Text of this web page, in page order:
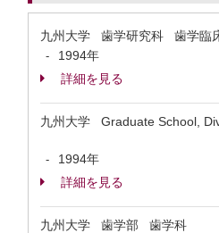
九州大学 歯学研究科 歯学臨
-
1994年
詳細を見る
九州大学 Graduate School,
-
1994年
詳細を見る
九州大学 歯学部 歯学科